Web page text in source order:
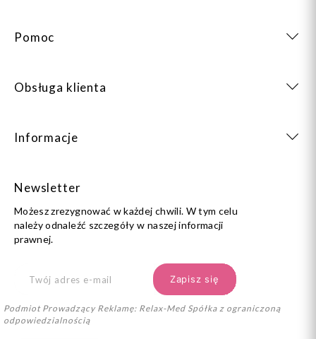
Pomoc
Obsługa klienta
Informacje
Newsletter
Możesz zrezygnować w każdej chwili. W tym celu
należy odnaleźć szczegóły w naszej informacji
prawnej.
Podmiot Prowadzący Reklamę: Relax-Med Spółka z ograniczoną
odpowiedzialnością